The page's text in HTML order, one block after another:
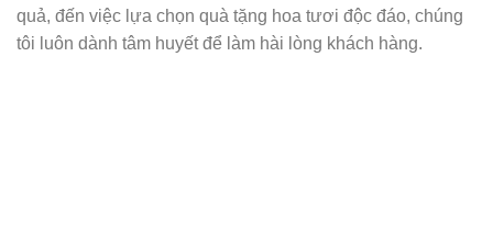
quả, đến việc lựa chọn quà tặng hoa tươi độc đáo, chúng
tôi luôn dành tâm huyết để làm hài lòng khách hàng.